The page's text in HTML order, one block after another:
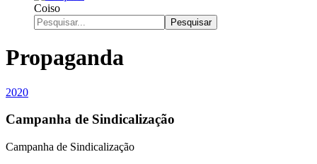
Coiso
Pesquisar
Propaganda
2020
Campanha de Sindicalização
Campanha de Sindicalização